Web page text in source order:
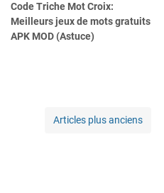
Code Triche Mot Croix:
Meilleurs jeux de mots gratuits
APK MOD (Astuce)
Articles plus anciens